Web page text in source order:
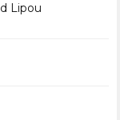
Lipou